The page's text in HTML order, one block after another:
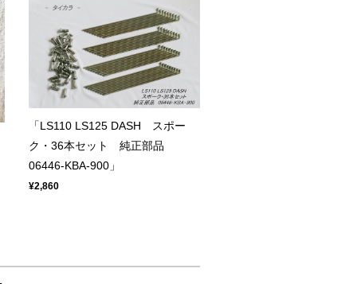
「LS110 LS125 DASH スポー
ク・36本セット 純正部品
06446-KBA-900」
¥2,860